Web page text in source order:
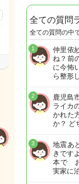
全ての質問
全ての質問の中
仲里依
ね？前
に今怖
ら整形
1
鹿児島
ライカ
かれた
か？ ど
2
地震あ
きです
本で
実家に
3